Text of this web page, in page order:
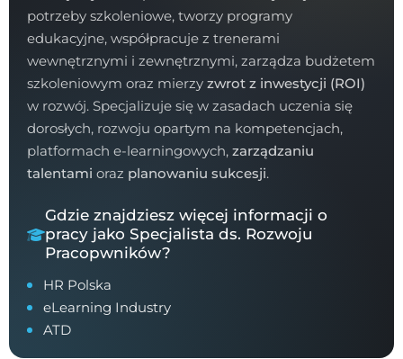
potrzeby szkoleniowe, tworzy programy
edukacyjne, współpracuje z trenerami
wewnętrznymi i zewnętrznymi, zarządza budżetem
szkoleniowym oraz mierzyzwrot z inwestycji (ROI)
w rozwój. Specjalizuje się w zasadach uczenia się
dorosłych, rozwoju opartym na kompetencjach,
platformach e-learningowych,zarządzaniu
talentami oraz planowaniu sukcesji.
Gdzie znajdziesz więcej informacji o
pracy jako Specjalista ds. Rozwoju
Pracopwników?
HR Polska
eLearning Industry
ATD